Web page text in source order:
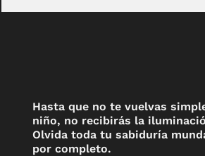
Hasta que no te vuelvas
niño, no recibirás la
Olvida toda tu sabiduría
por completo.